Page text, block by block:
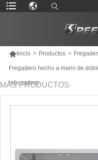
Inicio > Productos >
Fregadero hecho a mano de
rebosadero
MÁS PRODUCTOS